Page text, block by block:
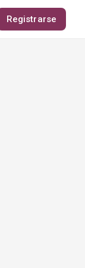
Registrarse